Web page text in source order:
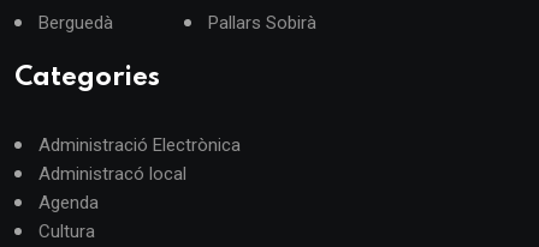
Berguedà
Pallars Sobirà
Categories
Administració Electrònica
Administracó local
Agenda
Cultura